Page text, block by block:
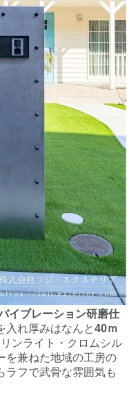
イブレーション研磨仕
入れ厚みはなんと40ｍ
ンライト・クロムシル
を兼ねた地域の工房の
ラフで武骨な雰囲気も